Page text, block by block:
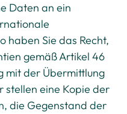
Daten an ein
haben Sie das Recht,
gemäß Artikel 46
mit der Übermittlung
stellen eine Kopie der
die Gegenstand der